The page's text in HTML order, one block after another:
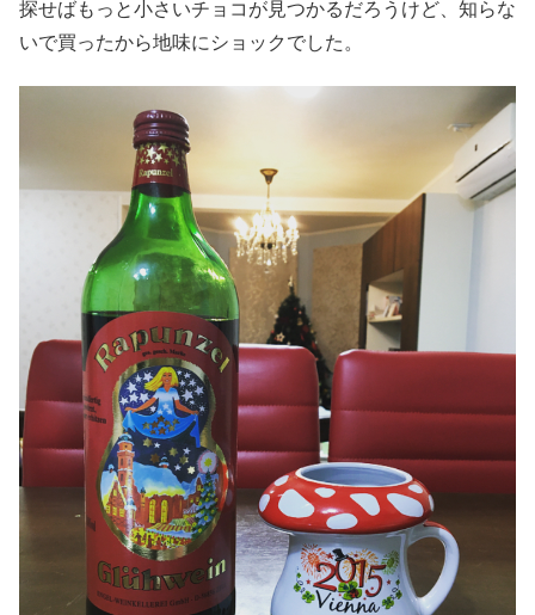
探せばもっと小さいチョコが見つかるだろうけど、知らな
いで買ったから地味にショックでした。